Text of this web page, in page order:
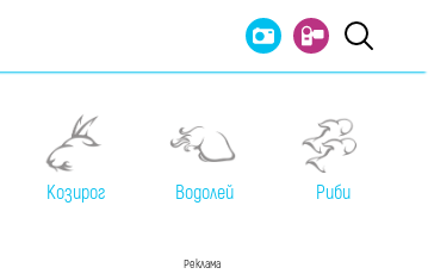
Козирог Водолей Риби
Реклама